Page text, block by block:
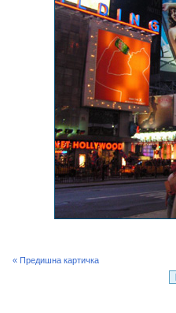
« Предишна картичка